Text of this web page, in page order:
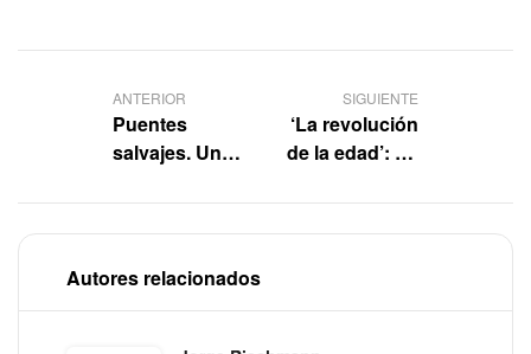
ANTERIOR
Puentes
salvajes. Una
integradora
para
renaturalizar el
Antropoceno,
SIGUIENTE
‘La revolución
de la edad’: un
resistencia
contra el
Autores relacionados